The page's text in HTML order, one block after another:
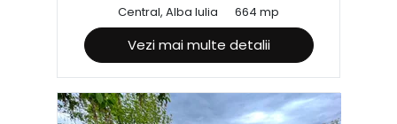
Central, Alba Iulia
664 mp
Vezi mai multe detalii